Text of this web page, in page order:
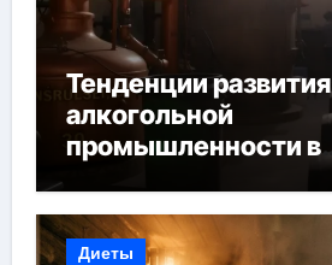
Тенденции развития
алкогольной
промышленности в
Диеты